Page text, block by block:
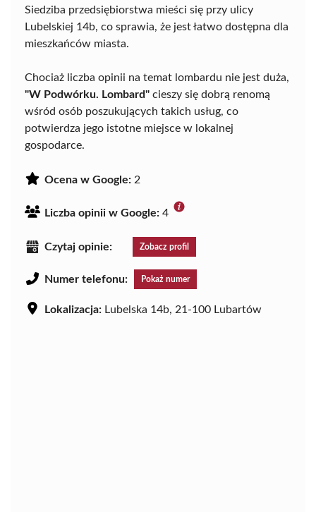
Siedziba przedsiębiorstwa mieści się przy ulicy
Lubelskiej 14b, co sprawia, że jest łatwo dostępna dla
mieszkańców miasta.
Chociaż liczba opinii na temat lombardu nie jest duża,
"W Podwórku. Lombard" cieszy się dobrą renomą
wśród osób poszukujących takich usług, co
potwierdza jego istotne miejsce w lokalnej
gospodarce.
Ocena w Google: 2
Liczba opinii w Google: 4
Czytaj opinie: Zobacz profil
Numer telefonu: Pokaż numer
Lokalizacja: Lubelska 14b, 21-100 Lubartów